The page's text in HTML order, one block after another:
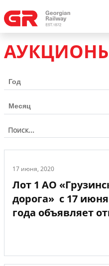
17 июня, 2020
Лот 1 АО
дорога» с 17
года объявляет